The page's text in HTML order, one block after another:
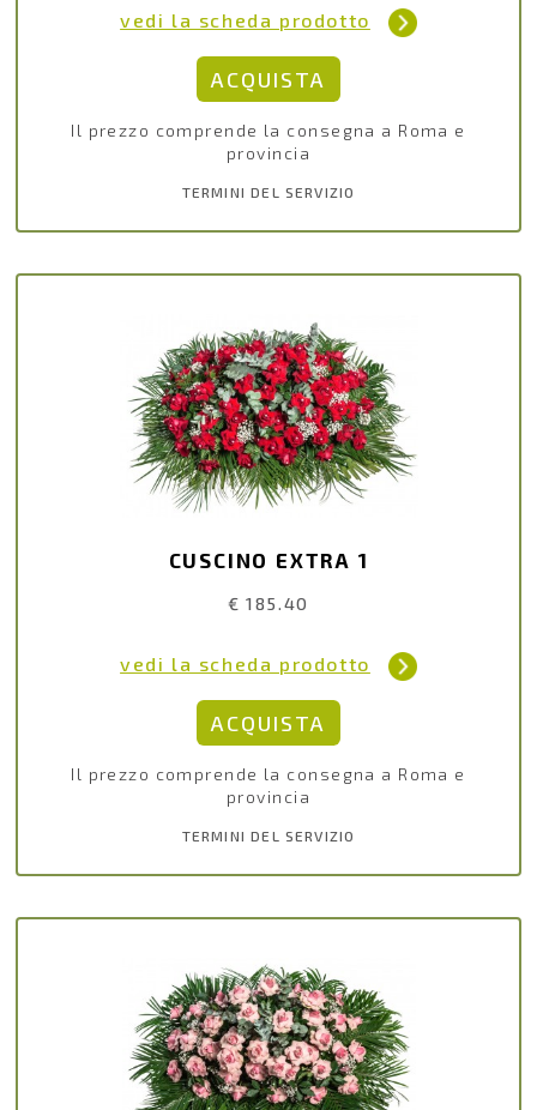
vedi la scheda prodotto
Il prezzo comprende la consegna a Roma e
provincia
TERMINI DEL SERVIZIO
CUSCINO EXTRA 1
€ 185.40
vedi la scheda prodotto
Il prezzo comprende la consegna a Roma e
provincia
TERMINI DEL SERVIZIO